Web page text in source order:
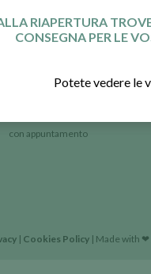
ORARI
9.00-12.15/14.45-19.30
con appuntamento
| Cookies Policy| Made with ❤
RIAPERTURA
CONSEGNA PER LE
Potete vedere le